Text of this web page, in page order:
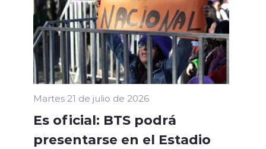
Martes 21 de julio de 2026
Es oficial: BTS podrá
presentarse en el Estadio